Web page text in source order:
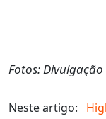
Fotos: Divulgação
Neste artigo: